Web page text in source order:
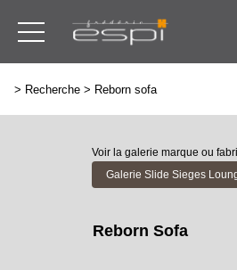
> Recherche > Reborn sofa
Voir la galerie marque ou
Galerie Slide Sieges
Reborn Sofa